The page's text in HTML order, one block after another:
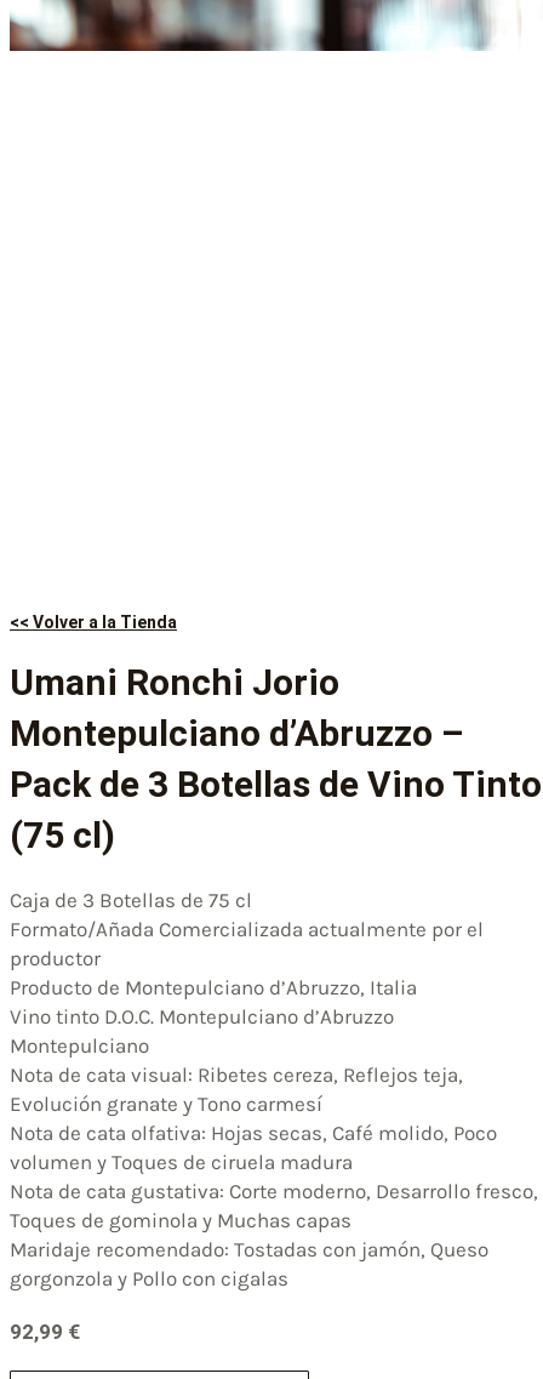
<< Volver a la Tienda
Umani Ronchi Jorio
Montepulciano d’Abruzzo –
Pack de 3 Botellas de Vino Tinto
(75 cl)
Caja de 3 Botellas de 75 cl
Formato/Añada Comercializada actualmente por el
productor
Producto de Montepulciano d’Abruzzo, Italia
Vino tinto D.O.C. Montepulciano d’Abruzzo
Montepulciano
Nota de cata visual: Ribetes cereza, Reflejos teja,
Evolución granate y Tono carmesí
Nota de cata olfativa: Hojas secas, Café molido, Poco
volumen y Toques de ciruela madura
Nota de cata gustativa: Corte moderno, Desarrollo fresco,
Toques de gominola y Muchas capas
Maridaje recomendado: Tostadas con jamón, Queso
gorgonzola y Pollo con cigalas
92,99 €